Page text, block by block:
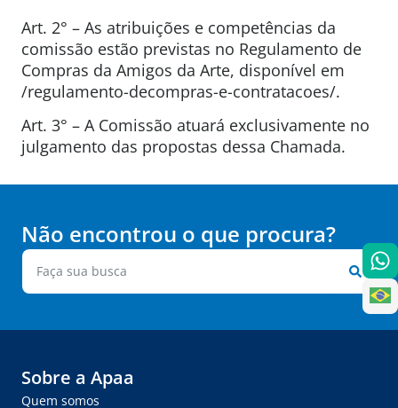
Art. 2° – As atribuições e competências da
comissão estão previstas no Regulamento de
Compras da Amigos da Arte, disponível em
/regulamento-decompras-e-contratacoes/.
Art. 3° – A Comissão atuará exclusivamente no
julgamento das propostas dessa Chamada.
Não encontrou o que procura?
Sobre a Apaa
Quem somos